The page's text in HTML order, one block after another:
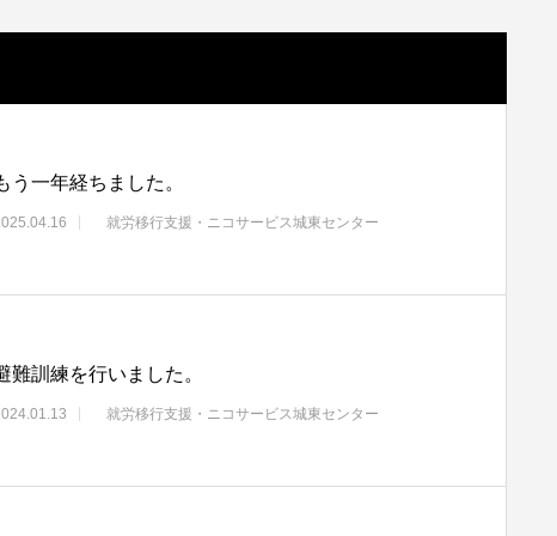
う一年経ちました。
就労移行支援・ニコサービス城東センター
難訓練を行いました。
就労移行支援・ニコサービス城東センター